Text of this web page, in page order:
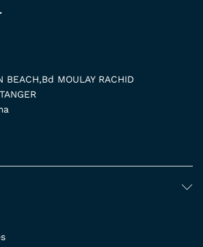
BEACH,Bd MOULAY RACHID